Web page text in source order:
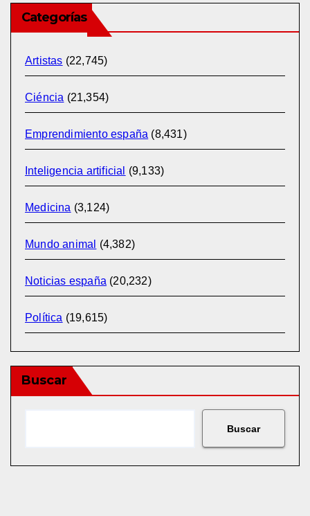
Categorías
Artistas (22,745)
Ciéncia (21,354)
Emprendimiento españa (8,431)
Inteligencia artificial (9,133)
Medicina (3,124)
Mundo animal (4,382)
Noticias españa (20,232)
Política (19,615)
Buscar
Buscar